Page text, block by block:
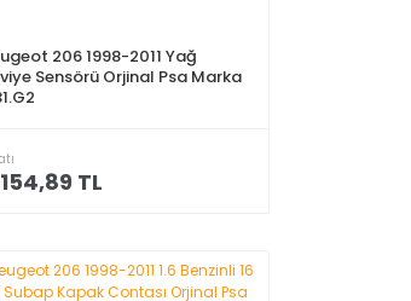
206 1998-2011 Yağ
Sensörü Orjinal Psa Marka
TL